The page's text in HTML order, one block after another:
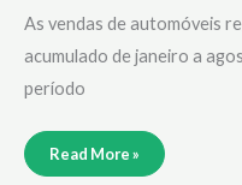
As vendas de automóveis
acumulado de janeiro a
período
Read More »